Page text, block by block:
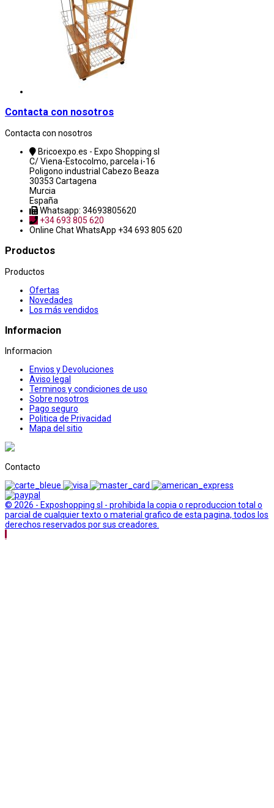
Contacta con nosotros
Contacta con nosotros
Bricoexpo.es - Expo Shopping sl
C/ Viena-Estocolmo, parcela i-16
Poligono industrial Cabezo Beaza
30353 Cartagena
Murcia
España
Whatsapp: 34693805620
+34 693 805 620
Online ChatWhatsApp +34 693 805 620
Productos
Productos
Ofertas
Novedades
Los más vendidos
Informacion
Informacion
Envios y Devoluciones
Aviso legal
Terminos y condiciones de uso
Sobre nosotros
Pago seguro
Politica de Privacidad
Mapa del sitio
Contacto
© 2026 - Exposhopping sl - prohibida la copia o reproduccion total o
parcial de cualquier texto o material grafico de esta pagina, todos los
derechos reservados por sus creadores.